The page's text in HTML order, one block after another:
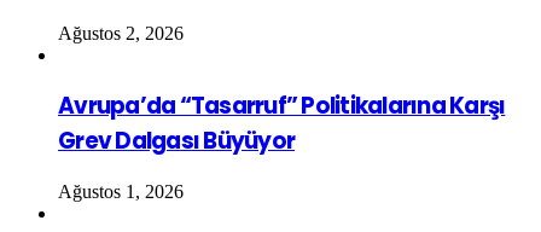
Ağustos 2, 2026
Avrupa’da “Tasarruf” Politikalarına Karşı
Grev Dalgası Büyüyor
Ağustos 1, 2026